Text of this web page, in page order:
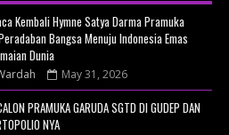
Kembali Hymne Satya Darma Pramuka
Bangsa Menuju Indonesia Emas
Dunia
May 31, 2026
PRAMUKA GARUDA SGTD DI GUDEP DAN
NYA